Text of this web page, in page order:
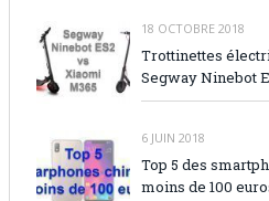
18 OCTOBRE 2018
Trottinettes
Segway Ninebot
6 JUIN 2018
Top 5 des
moins de 100